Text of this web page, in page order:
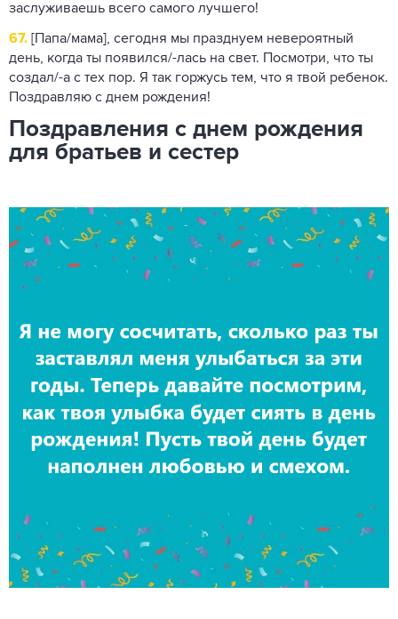
заслуживаешь всего самого лучшего!
67. [Папа/мама], сегодня мы празднуем невероятный
день, когда ты появился/-лась на свет. Посмотри, что ты
создал/-а с тех пор. Я так горжусь тем, что я твой ребенок.
Поздравляю с днем ​​рождения!
Поздравления с днем ​​рождения
для братьев и сестер